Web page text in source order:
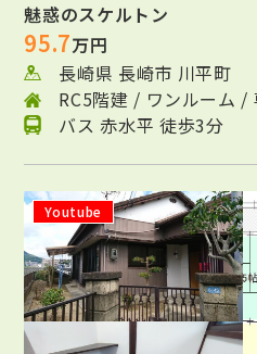
魅惑のスケルトン
95.7万円
長崎県 長崎市 川平町
RC5階建 / ワンルーム /
バス 赤水平 徒歩3分
Youtube